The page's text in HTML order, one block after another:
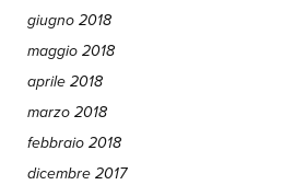
giugno 2018
maggio 2018
aprile 2018
marzo 2018
febbraio 2018
dicembre 2017